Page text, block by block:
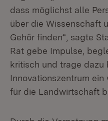
dass möglichst alle
über die Wissenschaft
Gehör finden“, sagte
Rat gebe Impulse,
kritisch und trage dazu
Innovationszentrum
für die Landwirtschaft